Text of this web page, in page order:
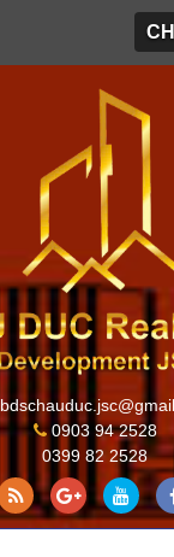
0903 94 2528
0399 82 2528